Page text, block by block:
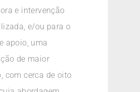
e intervenção
e/ou para o
apoio, uma
de maior
com cerca de oito